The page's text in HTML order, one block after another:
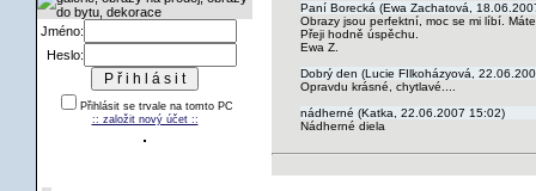
Jméno:
Heslo:
Přihlásit se trvale na tomto PC
:: založit nový účet ::
Paní Borecká (Ewa Zachatová,
Obrazy jsou perfektní, moc se mi líbí.
Přeji hodně úspěchu.
Ewa Z.
Dobrý den (Lucie FIlkoházyová,
Opravdu krásné, chytlavé....
nádherné (Katka, 22.06.2007 15:02)
Nádherné diela